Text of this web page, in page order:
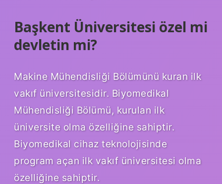
Başkent Üniversitesi özel mi
devletin mi?
Makine Mühendisliği Bölümünü kuran ilk
vakıf üniversitesidir. Biyomedikal
Mühendisliği Bölümü, kurulan ilk
üniversite olma özelliğine sahiptir.
Biyomedikal cihaz teknolojisinde
program açan ilk vakıf üniversitesi olma
özelliğine sahiptir.